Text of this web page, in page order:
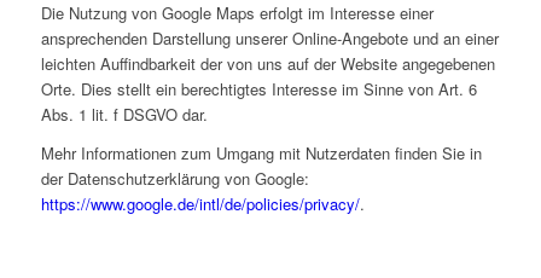
Die Nutzung von Google Maps erfolgt im Interesse einer
ansprechenden Darstellung unserer Online-Angebote und an einer
leichten Auffindbarkeit der von uns auf der Website angegebenen
Orte. Dies stellt ein berechtigtes Interesse im Sinne von Art. 6
Abs. 1 lit. f DSGVO dar.
Mehr Informationen zum Umgang mit Nutzerdaten finden Sie in
der Datenschutzerklärung von Google:
https://www.google.de/intl/de/policies/privacy/.